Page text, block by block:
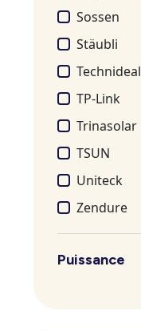
Sossen
Stäubli
Technideal
TP-Link
Trinasolar
TSUN
Uniteck
Zendure
Puissance